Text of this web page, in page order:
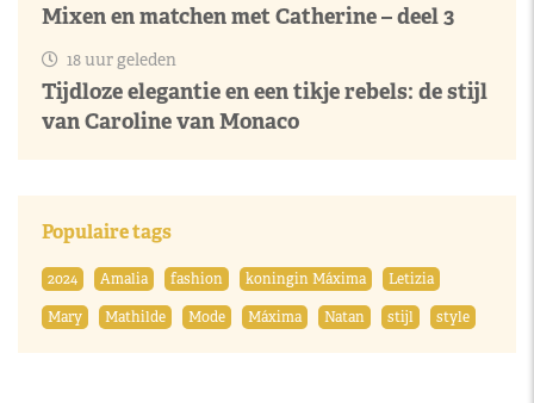
Mixen en matchen met Catherine – deel 3
18 uur geleden
Tijdloze elegantie en een tikje rebels: de stijl
van Caroline van Monaco
Populaire tags
2024 Amalia fashion koningin Máxima
Letizia
Mary
Mathilde Mode Máxima Natan stijl style